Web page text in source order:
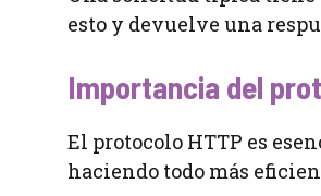
esto y devuelve una
Importancia del
El protocolo HTTP es
haciendo todo más